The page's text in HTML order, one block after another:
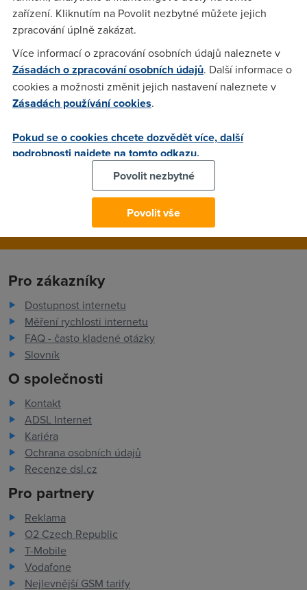
Nargon(31.3.2008 20:08:26)
Pockej si do kvetna. ten mesic to snad vydrzis.
to ja bych to vydrzel, pokud bych nechtel uzavrit novou
smlouvu na ADSL, pak je to problem se nechavat migrovat
Pro zákazníky
Dostupnost internetu
Měření rychlosti internetu
FAQ - často kladené otázky
Slovník
O společnosti
Kontakt
ADSL Internet
Kariéra
Ochrana osobních údajů
Recenze dsl.cz
Pro partnery
Reklama
O2 Czech Republic
T-Mobile
Vodafone
Nejlevnější GSM tarify
zařízení. Kliknutím na Povolit nezbytné můžete jejich
zpracování úplně zakázat.
Více informací o zpracování osobních údajů naleznete v
Zásadách o zpracování osobních údajů. Další informace o
cookies a možnosti změnit jejich nastavení naleznete v
Zásadách používání cookies.
Pokud se o cookies chcete dozvědět více, další
podrobnosti najdete na tomto odkazu.
Povolit nezbytné
Povolit vše